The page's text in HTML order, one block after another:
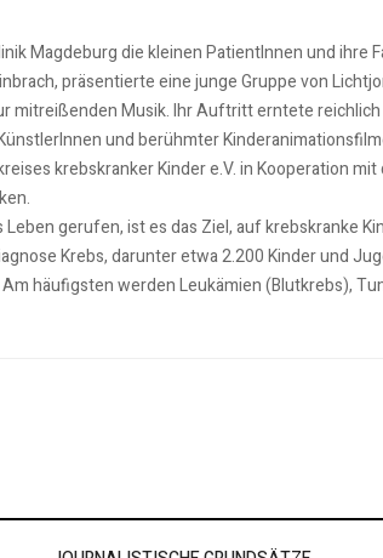
Magdeburg die kleinen PatientInnen und ihre
präsentierte eine junge Gruppe von
Musik. Ihr Auftritt erntete reichlich
und berühmter
krebskranker Kinder e.V. in Kooperation
gerufen, ist es das Ziel, auf krebskranke
Krebs, darunter etwa 2.200 Kinder und
häufigsten werden Leukämien (Blutkrebs),